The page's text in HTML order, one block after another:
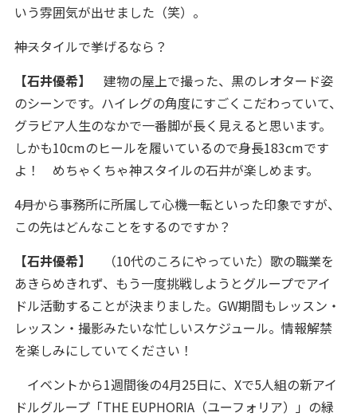
いう雰囲気が出せました（笑）。
――神スタイルで挙げるなら？
【石井優希】
建物の屋上で撮った、黒のレオタード姿
のシーンです。ハイレグの角度にすごくこだわっていて、
グラビア人生のなかで一番脚が長く見えると思います。
しかも10cmのヒールを履いているので身長183cmです
よ！ めちゃくちゃ神スタイルの石井が楽しめます。
――4月から事務所に所属して心機一転といった印象ですが、
この先はどんなことをするのですか？
【石井優希】
（10代のころにやっていた）歌の職業を
あきらめきれず、もう一度挑戦しようとグループでアイ
ドル活動することが決まりました。GW期間もレッスン・
レッスン・撮影みたいな忙しいスケジュール。情報解禁
を楽しみにしていてください！
イベントから1週間後の4月25日に、Xで5人組の新アイ
ドルグループ「THE EUPHORIA（ユーフォリア）」の緑